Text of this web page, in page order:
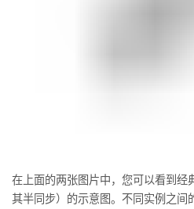
在上面的两张图片中，您可以看到经
其半同步）的示意图。不同实例之间